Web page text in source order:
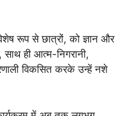
रूप से छात्रों, को ज्ञान और
ही आत्म-निगरानी,
विकसित करके उन्हें नशे